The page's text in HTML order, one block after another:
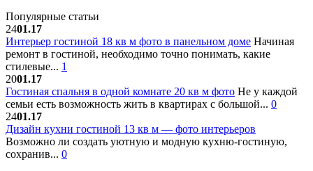
Популярные статьи
2401.17
Интерьер гостиной 18 кв м фото в панельном доме Начиная
ремонт в гостиной, необходимо точно понимать, какие
стилевые... 1
2001.17
Гостиная спальня в одной комнате 20 кв м фото Не у каждой
семьи есть возможность жить в квартирах с большой... 0
2401.17
Дизайн кухни гостиной 13 кв м — фото интерьеров
Возможно ли создать уютную и модную кухню-гостиную,
сохранив... 0